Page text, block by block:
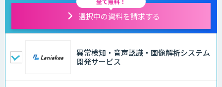
選択中の資料を請求する
異常検知・音声認識・画像解析システム
開発サービス